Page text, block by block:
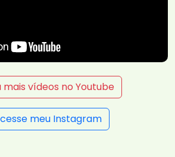
mais vídeos no Youtube
meu Instagram